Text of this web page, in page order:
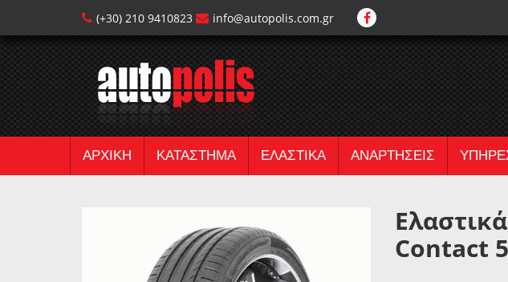
(+30) 210 9410823 info@autopolis.com.gr
ΑΡΧΙΚΗ ΚΑΤΑΣΤΗΜΑ ΕΛΑΣΤΙΚΑ ΑΝΑΡΤΗΣΕΙΣ
Contact